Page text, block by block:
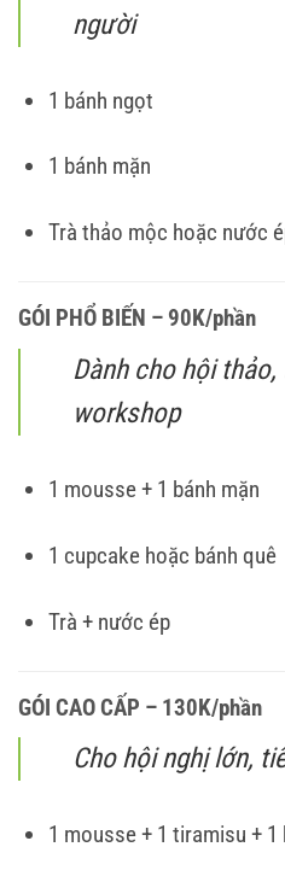
người
1 bánh ngọt
1 bánh mặn
Trà thảo mộc hoặc nước
GÓI PHỔ BIẾN – 90K/phần
Dành cho hội thảo,
workshop
1 mousse + 1 bánh mặn
1 cupcake hoặc bánh quê
Trà + nước ép
GÓI CAO CẤP – 130K/phần
Cho hội nghị lớn,
1 mousse + 1 tiramisu +